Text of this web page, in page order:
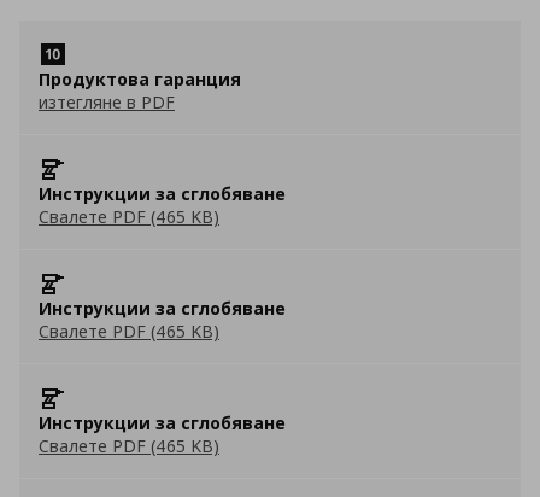
Продуктова гаранция
изтегляне в PDF
Инструкции за сглобяване
Свалете PDF (465 KB)
Инструкции за сглобяване
Свалете PDF (465 KB)
Инструкции за сглобяване
Свалете PDF (465 KB)